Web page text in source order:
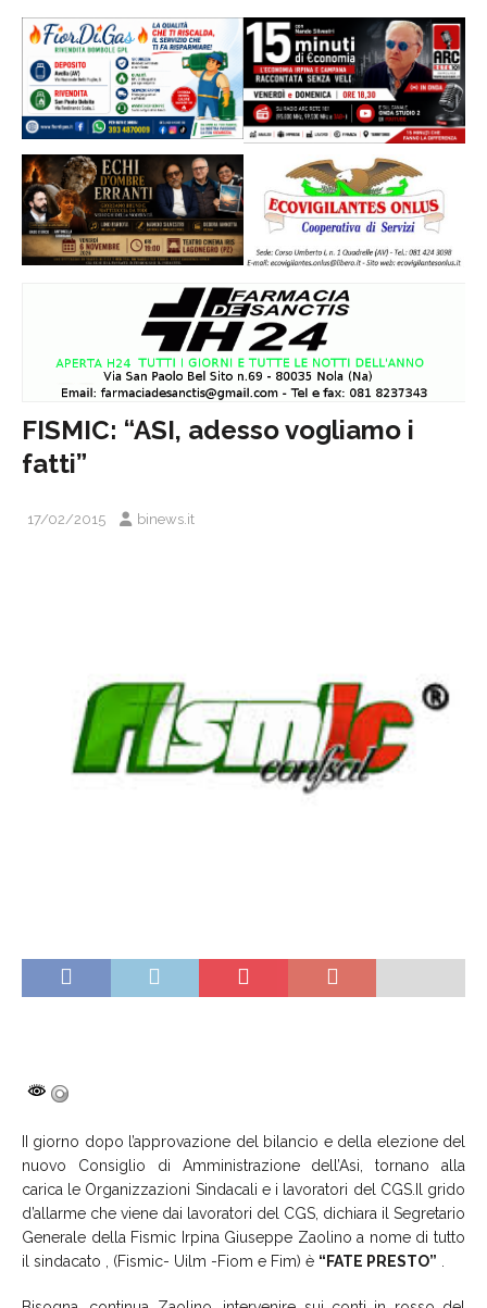
FISMIC: “ASI, adesso vogliamo i
fatti”
17/02/2015 binews.it
II giorno dopo l’approvazione del bilancio e della elezione del
nuovo Consiglio di Amministrazione dell’Asi, tornano alla
carica le Organizzazioni Sindacali e i lavoratori del CGS.Il grido
d’allarme che viene dai lavoratori del CGS, dichiara il Segretario
Generale della Fismic Irpina Giuseppe Zaolino a nome di tutto
il sindacato , (Fismic- Uilm -Fiom e Fim) è “FATE PRESTO”